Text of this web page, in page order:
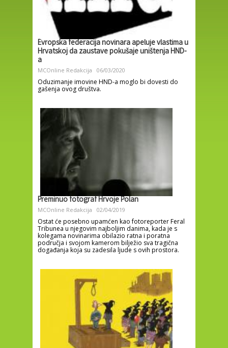
Evropska federacija novinara apeluje vlastima u
Hrvatskoj da zaustave pokušaje uništenja HND-
a
MCOnline Redakcija 06/03/2020
Oduzimanje imovine HND-a moglo bi dovesti do
gašenja ovog društva.
Preminuo fotograf Hrvoje Polan
MCOnline Redakcija 02/04/2019
Ostat će posebno upamćen kao fotoreporter Feral
Tribunea u njegovim najboljim danima, kada je s
kolegama novinarima obilazio ratna i poratna
područja i svojom kamerom bilježio sva tragična
događanja koja su zadesila ljude s ovih prostora.